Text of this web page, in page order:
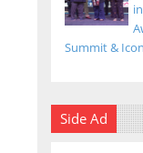
Summit &
Side Ad